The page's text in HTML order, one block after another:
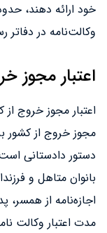
وکالت‌نامه در
اعتبار مجوز
اعتبار مجوز خروج
مجوز خروج از کشور
دستور دادستانی
اجازه‌نامه از همسر،
مدت اعتبار وکالت